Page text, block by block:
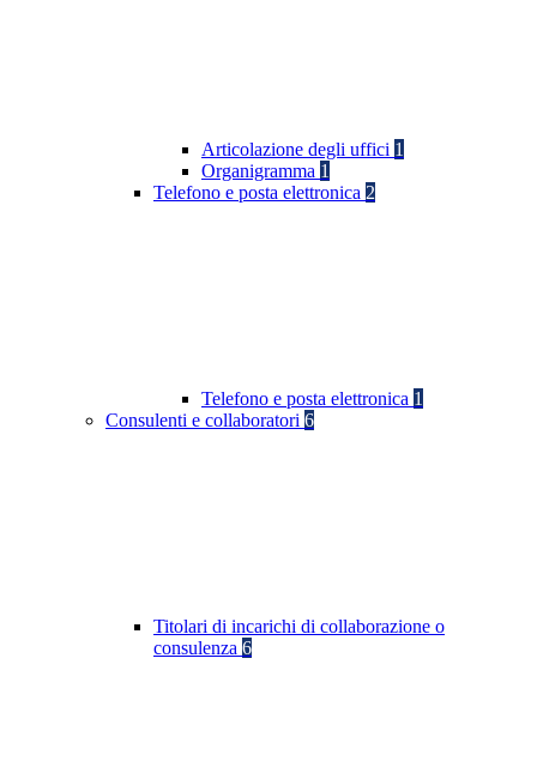
Articolazione degli uffici 1
Organigramma 1
Telefono e posta elettronica 2
Telefono e posta elettronica 1
Consulenti e collaboratori 6
Titolari di incarichi di collaborazione o
consulenza 6